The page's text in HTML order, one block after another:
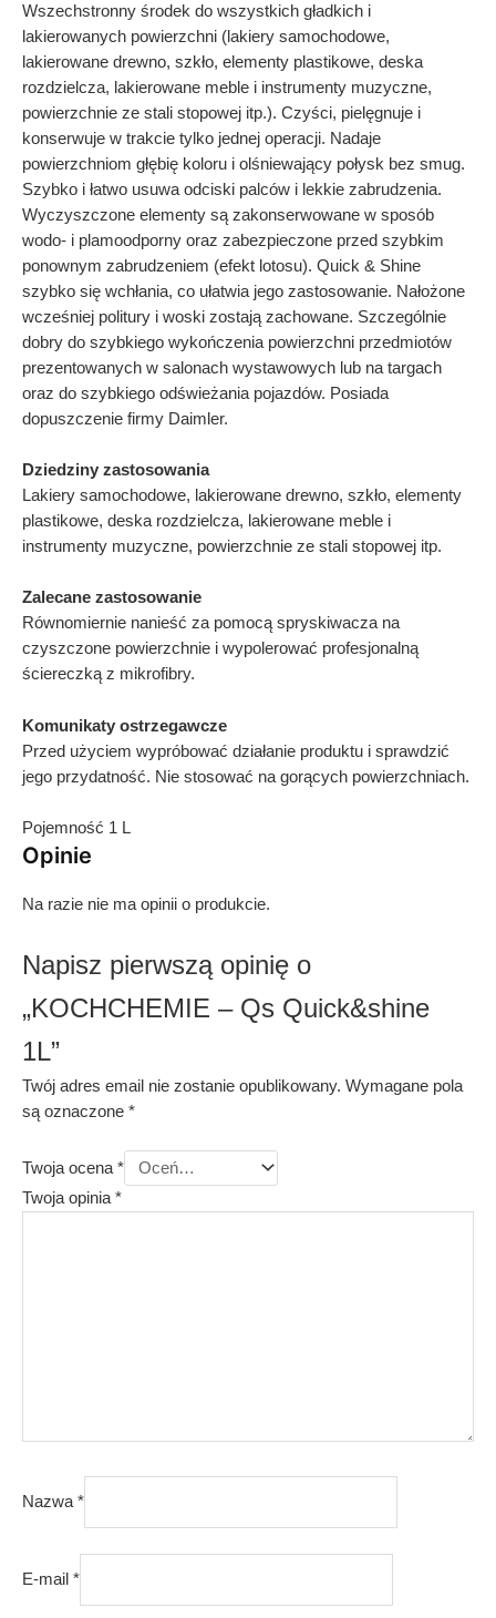
Wszechstronny środek do wszystkich gładkich i
lakierowanych powierzchni (lakiery samochodowe,
lakierowane drewno, szkło, elementy plastikowe, deska
rozdzielcza, lakierowane meble i instrumenty muzyczne,
powierzchnie ze stali stopowej itp.). Czyści, pielęgnuje i
konserwuje w trakcie tylko jednej operacji. Nadaje
powierzchniom głębię koloru i olśniewający połysk bez smug.
Szybko i łatwo usuwa odciski palców i lekkie zabrudzenia.
Wyczyszczone elementy są zakonserwowane w sposób
wodo- i plamoodporny oraz zabezpieczone przed szybkim
ponownym zabrudzeniem (efekt lotosu). Quick & Shine
szybko się wchłania, co ułatwia jego zastosowanie. Nałożone
wcześniej politury i woski zostają zachowane. Szczególnie
dobry do szybkiego wykończenia powierzchni przedmiotów
prezentowanych w salonach wystawowych lub na targach
oraz do szybkiego odświeżania pojazdów. Posiada
dopuszczenie firmy Daimler.
Dziedziny zastosowania
Lakiery samochodowe, lakierowane drewno, szkło, elementy
plastikowe, deska rozdzielcza, lakierowane meble i
instrumenty muzyczne, powierzchnie ze stali stopowej itp.
Zalecane zastosowanie
Równomiernie nanieść za pomocą spryskiwacza na
czyszczone powierzchnie i wypolerować profesjonalną
ściereczką z mikrofibry.
Komunikaty ostrzegawcze
Przed użyciem wypróbować działanie produktu i sprawdzić
jego przydatność. Nie stosować na gorących powierzchniach.
Pojemność 1 L
Opinie
Na razie nie ma opinii o produkcie.
Napisz pierwszą opinię o
„KOCHCHEMIE – Qs Quick&shine
1L”
Twój adres email nie zostanie opublikowany. Wymagane pola
są oznaczone *
Twoja ocena *
Twoja opinia*
Nazwa *
E-mail *